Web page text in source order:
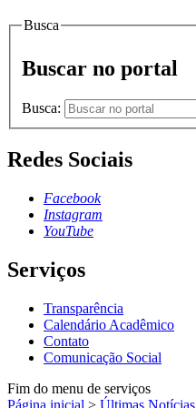
Busca
Buscar no portal
Busca:
Redes Sociais
Facebook
Instagram
YouTube
Serviços
Transparência
Calendário Acadêmico
Contato
Comunicação Social
Fim do menu de serviços
Página inicial > Últimas Notícias